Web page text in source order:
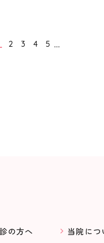
2 3 4 5 ...
の方へ 当院につ